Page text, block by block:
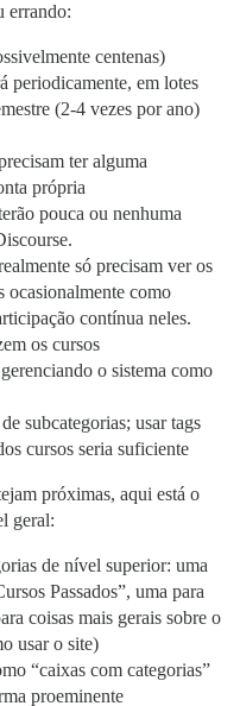
errando:
centenas)
periodicamente, em lotes
(2-4 vezes por ano)
ter alguma
própria
pouca ou nenhuma
só precisam ver os
ocasionalmente como
contínua neles.
os cursos
o sistema como
subcategorias; usar tags
cursos seria suficiente
próximas, aqui está o
geral:
de nível superior: uma
Passados”, uma para
coisas mais gerais sobre o
usar o site)
“caixas com categorias”
proeminente